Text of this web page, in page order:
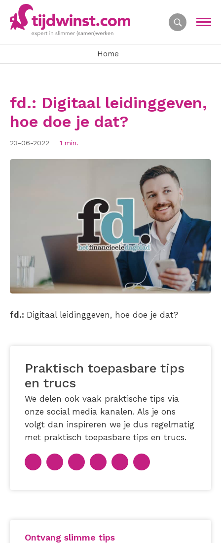
Home
fd.: Digitaal leidinggeven,
hoe doe je dat?
23-06-2022 1 min.
fd.: Digitaal leidinggeven, hoe doe je dat?
Praktisch toepasbare tips
en trucs
We delen ook vaak praktische tips via
onze social media kanalen. Als je ons
volgt dan inspireren we je dus regelmatig
met praktisch toepasbare tips en trucs.
Ontvang slimme tips